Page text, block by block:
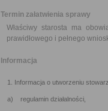
Termin załatwienia sprawy
Właściwy starosta ma
prawidłowego i pełnego
Informacja
1. Informacja o utworzeniu
a) regulamin działalności,